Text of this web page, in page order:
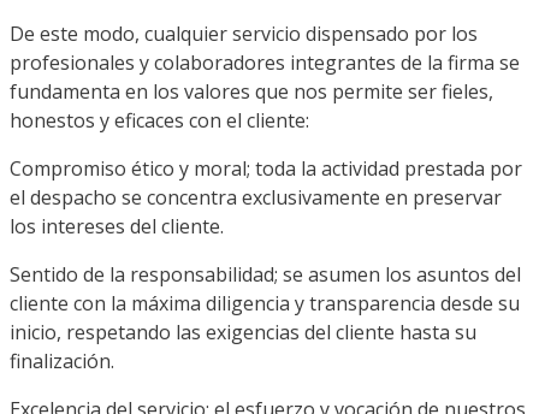
De este modo, cualquier servicio dispensado por los
profesionales y colaboradores integrantes de la firma se
fundamenta en los valores que nos permite ser fieles,
honestos y eficaces con el cliente:
Compromiso ético y moral; toda la actividad prestada por
el despacho se concentra exclusivamente en preservar
los intereses del cliente.
Sentido de la responsabilidad; se asumen los asuntos del
cliente con la máxima diligencia y transparencia desde su
inicio, respetando las exigencias del cliente hasta su
finalización.